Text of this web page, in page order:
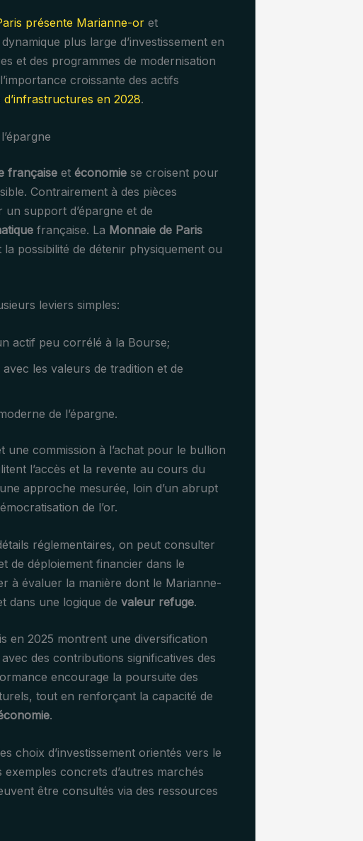
présente Marianne-or et
plus large d’investissement en
et des programmes de modernisation
croissante des actifs
d’infrastructures en 2028.
française et économie se croisent pour
Contrairement à des pièces
support d’épargne et de
française. La Monnaie de Paris
possibilité de détenir physiquement ou
leviers simples:
actif peu corrélé à la Bourse;
les valeurs de tradition et de
de l’épargne.
commission à l’achat pour le bullion
l’accès et la revente au cours du
approche mesurée, loin d’un abrupt
de l’or.
réglementaires, on peut consulter
de déploiement financier dans le
à évaluer la manière dont le Marianne-
dans une logique de valeur refuge.
en 2025 montrent une diversification
des contributions significatives des
encourage la poursuite des
tout en renforçant la capacité de
.
choix d’investissement orientés vers le
concrets d’autres marchés
être consultés via des ressources